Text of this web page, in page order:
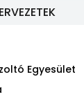
Egyesület